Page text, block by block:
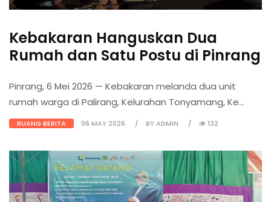
Kebakaran Hanguskan Dua
Rumah dan Satu Postu di Pinrang
Pinrang, 6 Mei 2026 — Kebakaran melanda dua unit
rumah warga di Palirang, Kelurahan Tonyamang, Ke...
RUANG BERITA 06 MAY 2026 BY ADMIN 132